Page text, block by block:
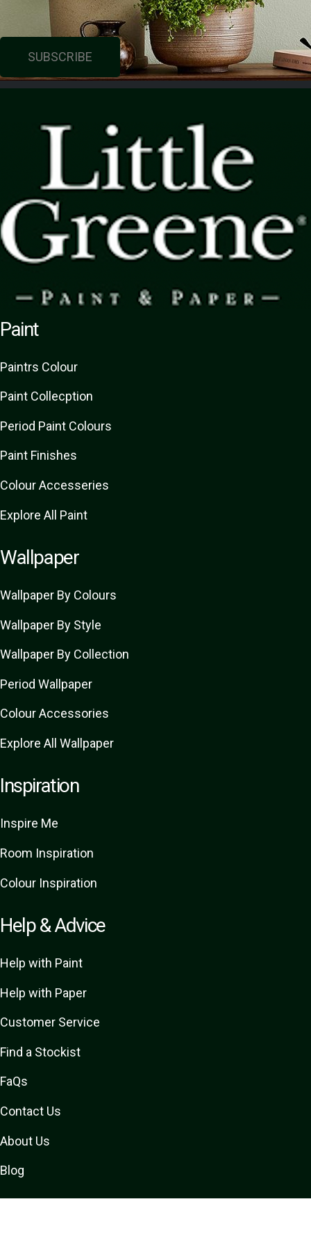
SUBSCRIBE
Paint
Paintrs Colour
Paint Collecption
Period Paint Colours
Paint Finishes
Colour Accesseries
Explore All Paint
Wallpaper
Wallpaper By Colours
Wallpaper By Style
Wallpaper By Collection
Period Wallpaper
Colour Accessories
Explore All Wallpaper
Inspiration
Inspire Me
Room Inspiration
Colour Inspiration
Help & Advice
Help with Paint
Help with Paper
Customer Service
Find a Stockist
FaQs
Contact Us
About Us
Blog